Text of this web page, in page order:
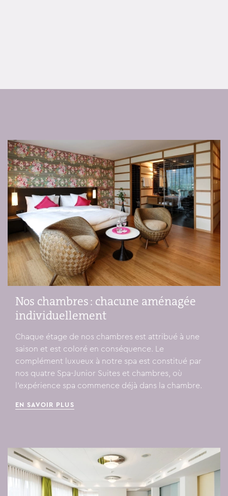
Nos chambres : chacune aménagée
individuellement
Chaque étage de nos chambres est attribué à une
saison et est coloré en conséquence. Le
complément luxueux à notre spa est constitué par
nos quatre Spa-Junior Suites et chambres, où
l'expérience spa commence déjà dans la chambre.
EN SAVOIR PLUS